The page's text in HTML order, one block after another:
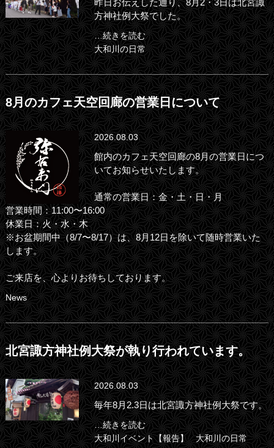
昨日お伝えした通り、8月2・3日は北宮諏
方神社例大祭でした。
…続きを読む
大和川の日常
8月のカフェ天空回廊の営業日について
2026.08.03
館内のカフェ天空回廊の8月の営業日につ
いてお知らせいたします。
通常の営業日：金・土・日・月
営業時間：11:00〜16:00
休業日：火・水・木
※お盆期間中（8/7〜8/17）は、8月12日を除いて随時営業いた
します。
ご来店を、心よりお待ちしております。
News
北宮諏方神社例大祭が執り行われています。
2026.08.03
毎年8月2.3日は北宮諏方神社例大祭です。
…続きを読む
大和川イベント【報告】
大和川の日常